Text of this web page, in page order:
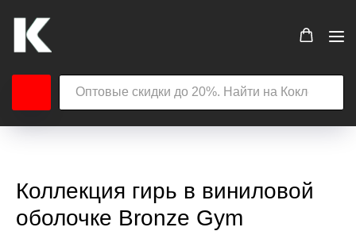
Коллекция гирь в виниловой
оболочке Bronze Gym